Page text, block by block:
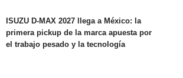
ISUZU D-MAX 2027 llega a México: la
primera pickup de la marca apuesta por
el trabajo pesado y la tecnología